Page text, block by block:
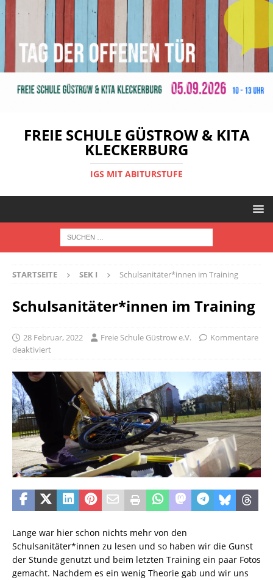
FREIE SCHULE GÜSTROW & KITA
KLECKERBURG
IGS MIT ABITURSTUFE
STARTSEITE SEK I Schulsanitäter*innen im Training
Schulsanitäter*innen im Training
28 Februar, 2022 Freie Schule Güstrow e.V.
Kommentare
deaktiviert
Lange war hier schon nichts mehr von den
Schulsanitäter*innen zu lesen und so haben wir die Gunst
der Stunde genutzt und beim letzten Training ein paar Fotos
gemacht. Nachdem es ein wenig Theorie gab und wir uns